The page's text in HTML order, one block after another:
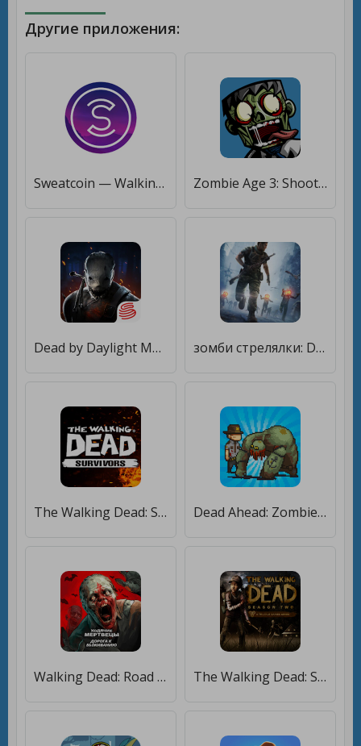
Другие приложения:
Sweatcoin — Walking step counter & tracker [Полная версия] Zombie Age 3: Shooting Walking Zombie: Dead City [Много монет]
Dead by Daylight Mobile [Мод меню] зомби стрелялки: DEAD TARGET [Мод меню]
The Walking Dead: Survivors [Много монет] Dead Ahead: Zombie Warfare [Мод меню]
Walking Dead: Road to Survival [Много монет] The Walking Dead: Season Two [Мод меню]